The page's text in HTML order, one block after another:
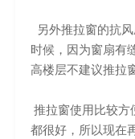
另外推拉窗的抗
时候，因为窗扇有
高楼层不建议推拉
推拉窗使用比较方
都很好，所以现在